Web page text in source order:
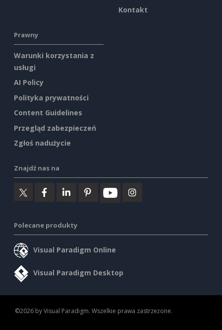
Kontakt
Prawny
Warunki korzystania z
usługi
AI Policy
Polityka prywatności
Content Guidelines
Przegląd zabezpieczeń
Zgłoś nadużycie
Znajdź nas na
Polecane produkty
Visual Paradigm Online
Visual Paradigm Desktop
©2026 by Visual Paradigm. Wszelkie prawa zastrzeżone.